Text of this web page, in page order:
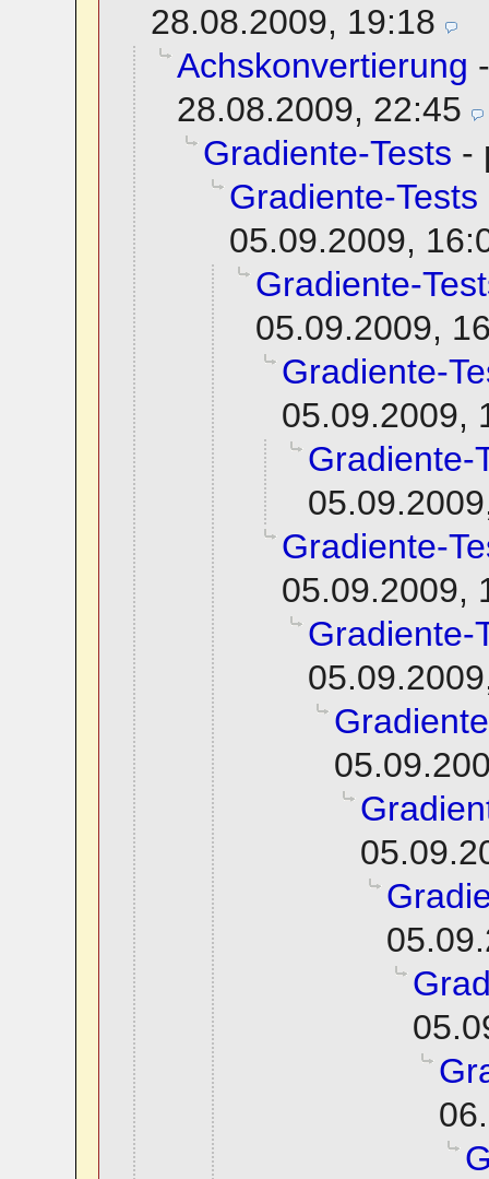
28.08.2009, 19:18
Achskonvertierung
28.08.2009, 22:45
Gradiente-Tests -
Gradiente-Tests
05.09.2009,
Gradiente-
05.09.2009,
Gradiente-
05.09.2009,
Gradiente-
Gradiente-
05.09.2009,
Gradiente-